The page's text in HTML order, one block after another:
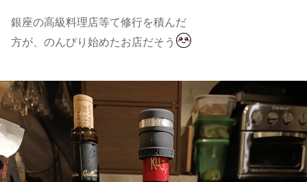
銀座の高級料理店等て修行を積んだ
方が、のんびり始めたお店だそう